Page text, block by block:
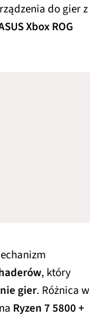
do gier z
Xbox ROG
, który
gier. Różnica w
Ryzen 7 5800 +